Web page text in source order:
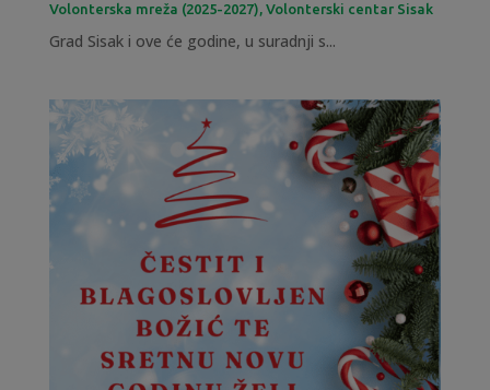
Volonterska mreža (2025-2027), Volonterski centar Sisak
Grad Sisak i ove će godine, u suradnji s...